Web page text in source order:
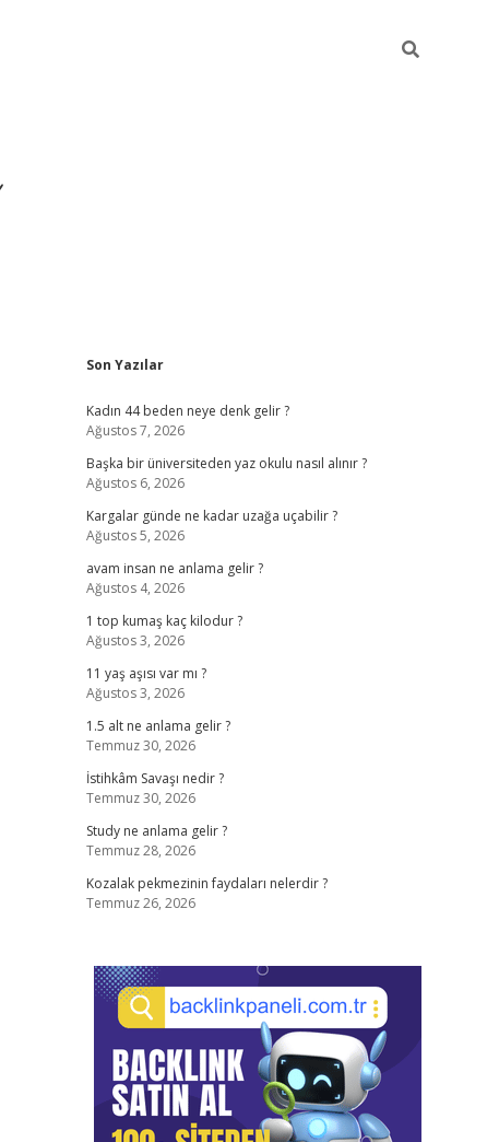
Sidebar
Son Yazılar
Kadın 44 beden neye denk gelir ?
Ağustos 7, 2026
Başka bir üniversiteden yaz okulu nasıl alınır ?
Ağustos 6, 2026
Kargalar günde ne kadar uzağa uçabilir ?
Ağustos 5, 2026
avam insan ne anlama gelir ?
Ağustos 4, 2026
1 top kumaş kaç kilodur ?
Ağustos 3, 2026
11 yaş aşısı var mı ?
Ağustos 3, 2026
1.5 alt ne anlama gelir ?
Temmuz 30, 2026
İstihkâm Savaşı nedir ?
Temmuz 30, 2026
Study ne anlama gelir ?
Temmuz 28, 2026
Kozalak pekmezinin faydaları nelerdir ?
Temmuz 26, 2026